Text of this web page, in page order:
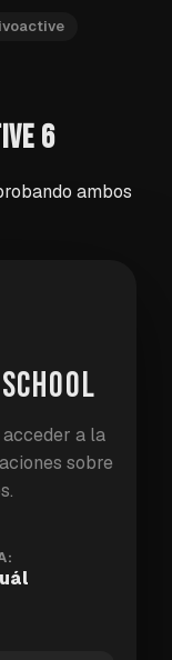
6
ambos
diferentes.
de uso
pisos preciso y
a la
sobre